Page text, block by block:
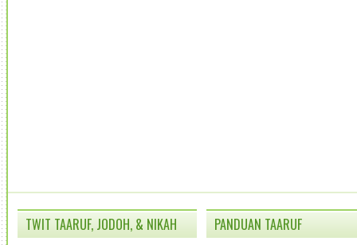
TWIT TAARUF, JODOH, & NIKAH PANDUAN TAARUF